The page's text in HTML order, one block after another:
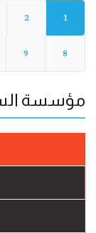
1
2
8
9
مؤسسة